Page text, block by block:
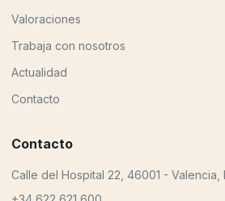
Valoraciones
Trabaja con nosotros
Actualidad
Contacto
Contacto
Calle del Hospital 22, 46001 - Valencia,